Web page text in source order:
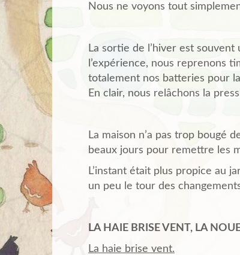
Nous ne voyons tout
La sortie de l’hiver est
l’expérience, nous reprenons
totalement nos batteries pour
En clair, nous relâchons la
La maison n’a pas trop bougé
beaux jours pour remettre les
L’instant était plus propice au
un peu le tour des
LA HAIE BRISE VENT, LA
La haie brise vent.